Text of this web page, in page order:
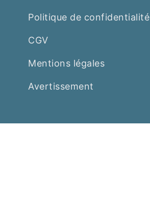
Politique de confidentialité
CGV
Mentions légales
Avertissement